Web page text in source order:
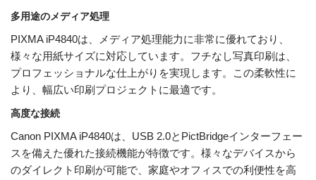
多用途のメディア処理
PIXMA iP4840は、メディア処理能力に非常に優れており、
様々な用紙サイズに対応しています。フチなし写真印刷は、
プロフェッショナルな仕上がりを実現します。この柔軟性に
より、幅広い印刷プロジェクトに最適です。
高度な接続
Canon PIXMA iP4840は、USB 2.0とPictBridgeインターフェー
スを備えた優れた接続機能が特徴です。様々なデバイスから
のダイレクト印刷が可能で、家庭やオフィスでの利便性を高